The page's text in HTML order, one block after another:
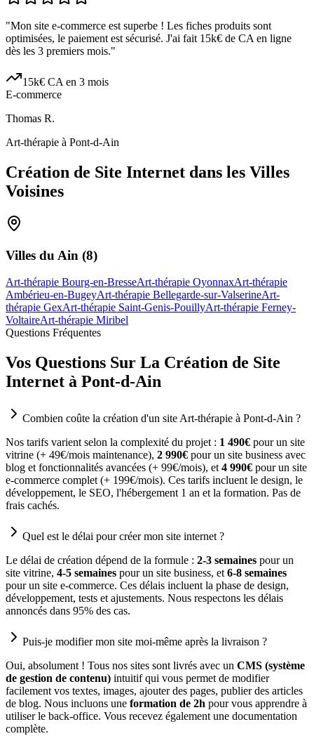
"Mon site e-commerce est superbe ! Les fiches produits sont
optimisées, le paiement est sécurisé. J'ai fait 15k€ de CA en ligne
dès les 3 premiers mois."
15k€ CA en 3 mois
E-commerce
Thomas R.
Art-thérapie à Pont-d-Ain
Création de Site Internet dans les Villes
Voisines
Villes du Ain (8)
Art-thérapie Bourg-en-BresseArt-thérapie OyonnaxArt-thérapie
Ambérieu-en-BugeyArt-thérapie Bellegarde-sur-ValserineArt-
thérapie GexArt-thérapie Saint-Genis-PouillyArt-thérapie Ferney-
VoltaireArt-thérapie Miribel
Questions Fréquentes
Vos Questions Sur La Création de Site
Internet à Pont-d-Ain
Combien coûte la création d'un site Art-thérapie à Pont-d-Ain ?
Nos tarifs varient selon la complexité du projet : 1 490€ pour un site
vitrine (+ 49€/mois maintenance), 2 990€ pour un site business avec
blog et fonctionnalités avancées (+ 99€/mois), et 4 990€ pour un site
e-commerce complet (+ 199€/mois). Ces tarifs incluent le design, le
développement, le SEO, l'hébergement 1 an et la formation. Pas de
frais cachés.
Quel est le délai pour créer mon site internet ?
Le délai de création dépend de la formule : 2-3 semaines pour un
site vitrine, 4-5 semaines pour un site business, et 6-8 semaines
pour un site e-commerce. Ces délais incluent la phase de design,
développement, tests et ajustements. Nous respectons les délais
annoncés dans 95% des cas.
Puis-je modifier mon site moi-même après la livraison ?
Oui, absolument ! Tous nos sites sont livrés avec un CMS (système
de gestion de contenu) intuitif qui vous permet de modifier
facilement vos textes, images, ajouter des pages, publier des articles
de blog. Nous incluons une formation de 2h pour vous apprendre à
utiliser le back-office. Vous recevez également une documentation
complète.